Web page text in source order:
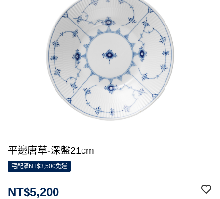
平邊唐草-深盤21cm
宅配滿NT$3,500免運
NT$5,200